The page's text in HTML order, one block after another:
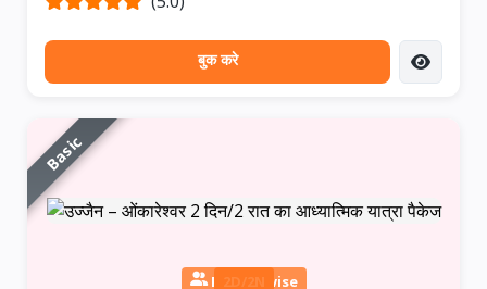
बुक करे
Basic
Person wise
2D/2N